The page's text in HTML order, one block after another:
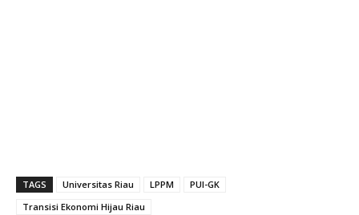
TAGS Universitas Riau LPPM
PUI-GK
Transisi Ekonomi Hijau Riau